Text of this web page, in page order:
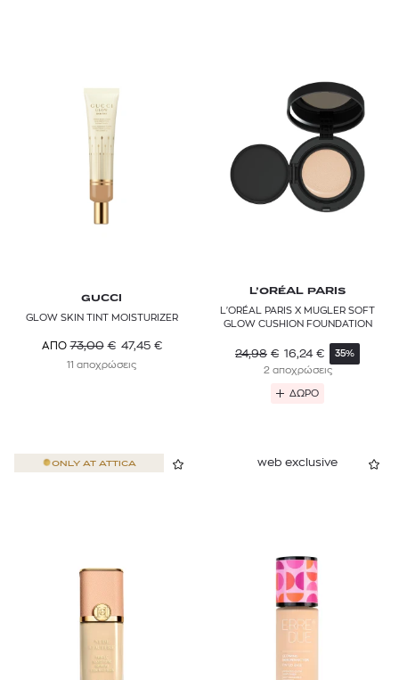
GUCCI
GLOW SKIN TINT MOISTURIZER
ΑΠΟ 73,00 € 47,45 €
11 αποχρώσεις
L’ORÉAL PARIS
L'ORÉAL PARIS X MUGLER SOFT
GLOW CUSHION FOUNDATION
24,98 € 16,24 € 35%
2 αποχρώσεις
ΔΩΡΟ
ONLY AT ATTICA web exclusive